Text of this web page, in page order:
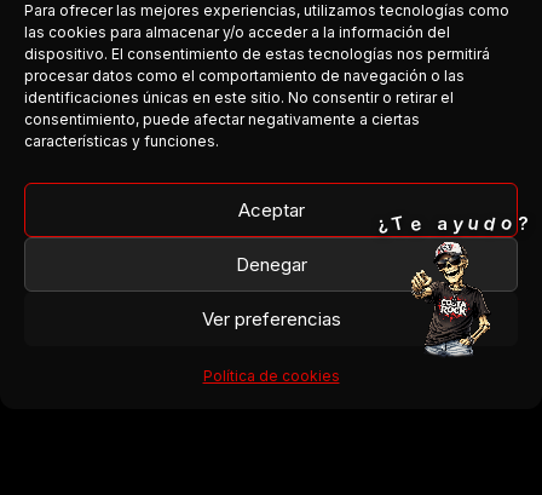
Para ofrecer las mejores experiencias, utilizamos tecnologías como
las cookies para almacenar y/o acceder a la información del
dispositivo. El consentimiento de estas tecnologías nos permitirá
procesar datos como el comportamiento de navegación o las
identificaciones únicas en este sitio. No consentir o retirar el
consentimiento, puede afectar negativamente a ciertas
características y funciones.
Aceptar
Denegar
Ver preferencias
Política de cookies
COSTA DEL ROCK
Medio independiente dedicado a la escena rock y metal en
Facebook
¿Tienes una banda?
¿T e a y udo ?